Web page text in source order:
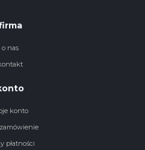
o nas
konto
płatności